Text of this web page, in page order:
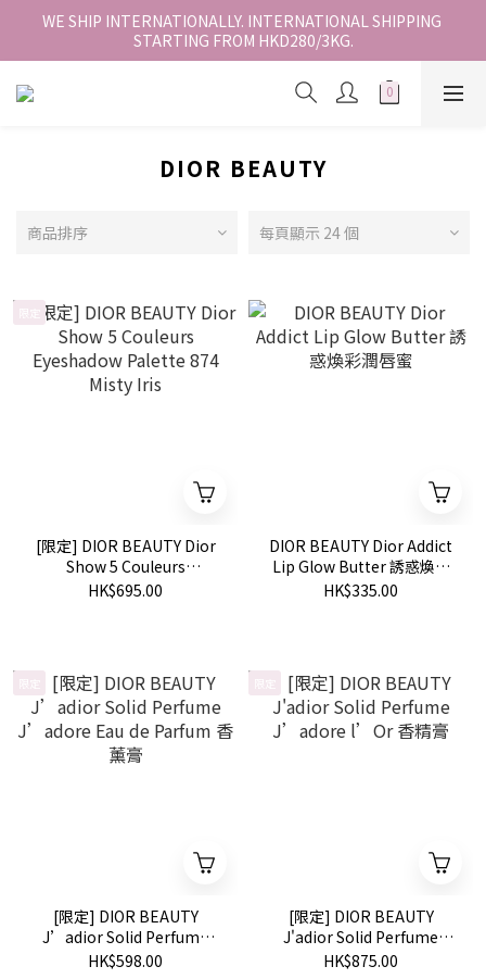
香港地區全店免運。免運費適用於香港順豐站、營業點或智能櫃取
件。
WE SHIP INTERNATIONALLY. INTERNATIONAL SHIPPING
STARTING FROM HKD280/3KG.
香港地區全店免運。免運費適用於香港順豐站、營業點或智能櫃取
DIOR BEAUTY
商品排序 每頁顯示 24 個
[限定] DIOR BEAUTY Dior
Show 5 Couleurs
Eyeshadow Palette 874
HK$695.00
DIOR BEAUTY Dior Addict
Lip Glow Butter 誘惑煥彩
潤唇蜜
HK$335.00
[限定] DIOR BEAUTY
J’adior Solid Perfume
J’adore Eau de Parfum 香
HK$598.00
[限定] DIOR BEAUTY
J'adior Solid Perfume
J’adore l’Or 香精膏
HK$875.00